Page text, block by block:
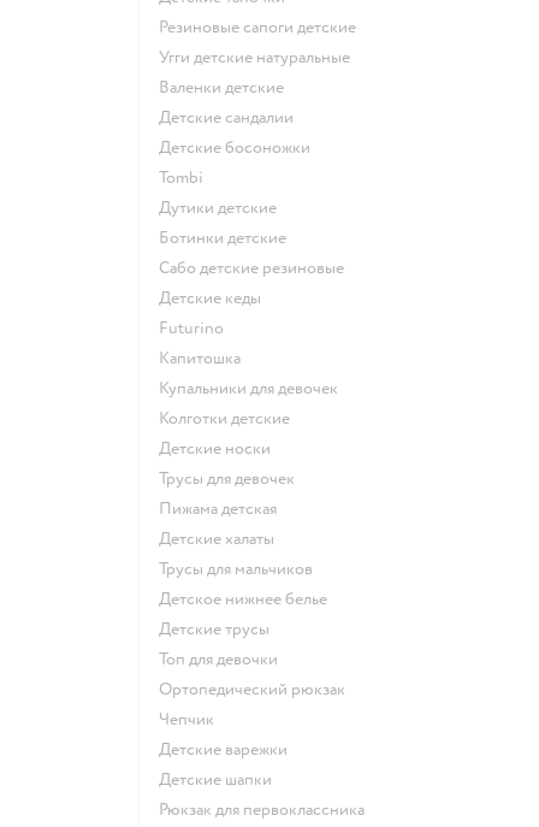
Резиновые сапоги детские
Угги детские натуральные
Валенки детские
Детские сандалии
Детские босоножки
Tombi
Дутики детские
Ботинки детские
Сабо детские резиновые
Детские кеды
Futurino
Капитошка
Купальники для девочек
Колготки детские
Детские носки
Трусы для девочек
Пижама детская
Детские халаты
Трусы для мальчиков
Детское нижнее белье
Детские трусы
Топ для девочки
Ортопедический рюкзак
Чепчик
Детские варежки
Детские шапки
Рюкзак для первоклассника